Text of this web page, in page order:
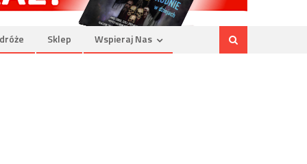
Sklep Wspieraj Nas